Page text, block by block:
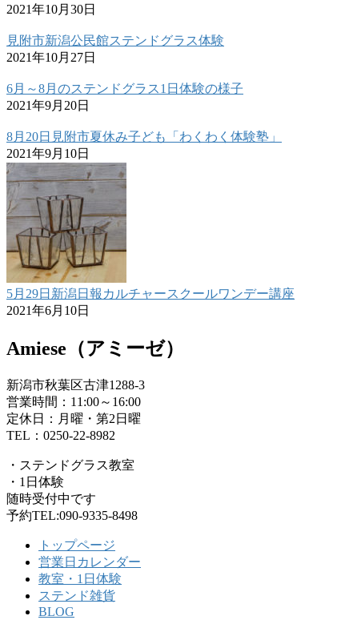
2021年10月30日
見附市新潟公民館ステンドグラス体験
2021年10月27日
6月～8月のステンドグラス1日体験の様子
2021年9月20日
8月20日見附市夏休み子ども「わくわく体験塾」
2021年9月10日
5月29日新潟日報カルチャースクールワンデー講座
2021年6月10日
Amiese（アミーゼ）
新潟市秋葉区古津1288-3
営業時間：11:00～16:00
定休日：月曜・第2日曜
TEL：0250-22-8982
・ステンドグラス教室
・1日体験
随時受付中です
予約TEL:090-9335-8498
トップページ
営業日カレンダー
教室・1日体験
ステンド雑貨
BLOG